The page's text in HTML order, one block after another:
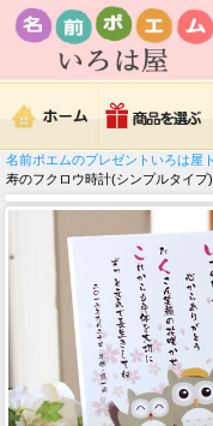
名前ポエムのプレゼントいろは屋
寿のフクロウ時計(シンプルタイプ)